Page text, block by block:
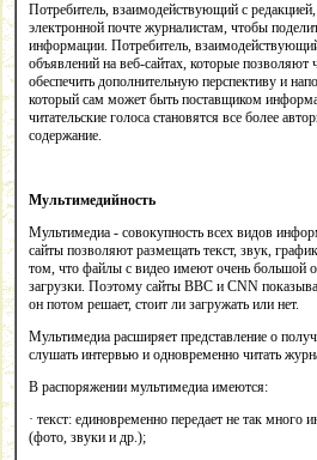
Потребитель, взаимодействующий с
электронной почте журналистам, чтобы
информации. Потребитель,
объявлений на веб-сайтах, которые
обеспечить дополнительную перспективу и
который сам может быть поставщиком
читательские голоса становятся все более
содержание.
Мультимедийность
Мультимедиа - совокупность всех видов
сайты позволяют размещать текст, звук,
том, что файлы с видео имеют очень большой
загрузки. Поэтому сайты BBC и CNN
он потом решает, стоит ли загружать или нет.
Мультимедиа расширяет представление о
слушать интервью и одновременно читать
В распоряжении мультимедиа имеются:
· текст: единовременно передает не так
(фото, звуки и др.);